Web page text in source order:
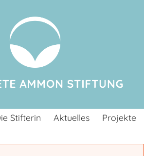
Stifterin Aktuelles
Projekte